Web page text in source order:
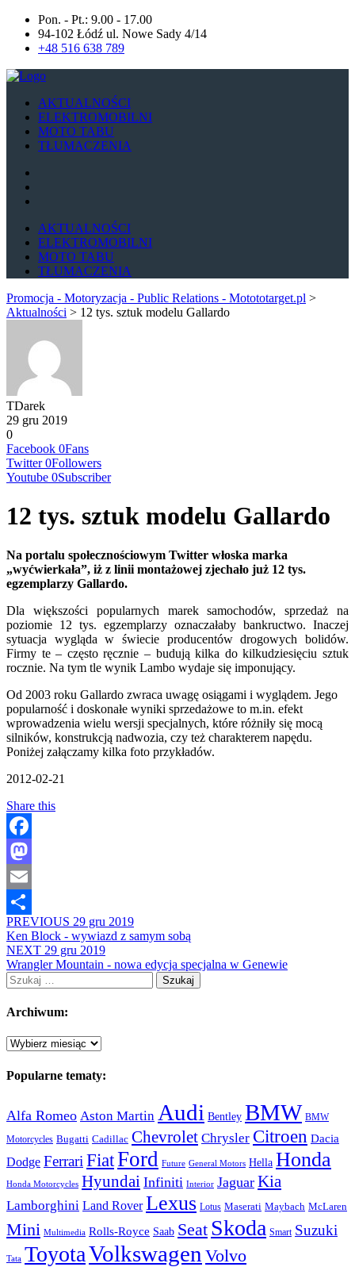
Pon. - Pt.: 9.00 - 17.00
94-102 Łódź ul. Nowe Sady 4/14
+48 516 638 789
AKTUALNOŚCI
ELEKTROMOBILNI
MOTO TABU
TŁUMACZENIA
AKTUALNOŚCI
ELEKTROMOBILNI
MOTO TABU
TŁUMACZENIA
Promocja - Motoryzacja - Public Relations - Motototarget.pl >
Aktualności > 12 tys. sztuk modelu Gallardo
TDarek
29 gru 2019
0
Facebook 0Fans
Twitter 0Followers
Youtube 0Subscriber
12 tys. sztuk modelu Gallardo
Na portalu społecznościowym Twitter włoska marka
„wyćwierkała”, iż z linii montażowej zjechało już 12 tys.
egzemplarzy Gallardo.
Dla większości popularnych marek samochodów, sprzedaż na
poziomie 12 tys. egzemplarzy oznaczałaby bankructwo. Inaczej
sytuacja wygląda w świecie producentów drogowych bolidów.
Firmy te – często ręcznie – budują kilka do kilkudziesięciu sztuk
rocznie. Na tym tle wynik Lambo wydaje się imponujący.
Od 2003 roku Gallardo zwraca uwagę osiągami i wyglądem. Jego
popularność i doskonałe wyniki sprzedażowe to m.in. efekt
wprowadzenia wielu wersji specjalnych, które różniły się mocą
silników, konstrukcją nadwozia, czy też charakterem napędu.
Poniżej załączamy kilka foto przykładów.
2012-02-21
Share this
Facebook
Mastodon
Email
Share
PREVIOUS 29 gru 2019
Ken Block - wywiazd z samym sobą
NEXT 29 gru 2019
Wrangler Mountain - nowa edycja specjalna w Genewie
Szukaj:
Archiwum:
Archiwum:
Popularne tematy:
Alfa Romeo Aston Martin Audi Bentley BMW BMW
Motorcycles Bugatti Cadillac Chevrolet Chrysler Citroen Dacia
Dodge Ferrari FiatFord Future General Motors Hella Honda
Honda Motorcycles Hyundai Infiniti Interior Jaguar Kia
Lamborghini Land Rover Lexus Lotus Maserati Maybach McLaren
Mini Multimedia Rolls-Royce Saab Seat Skoda Smart Suzuki
Tata ToyotaVolkswagen Volvo